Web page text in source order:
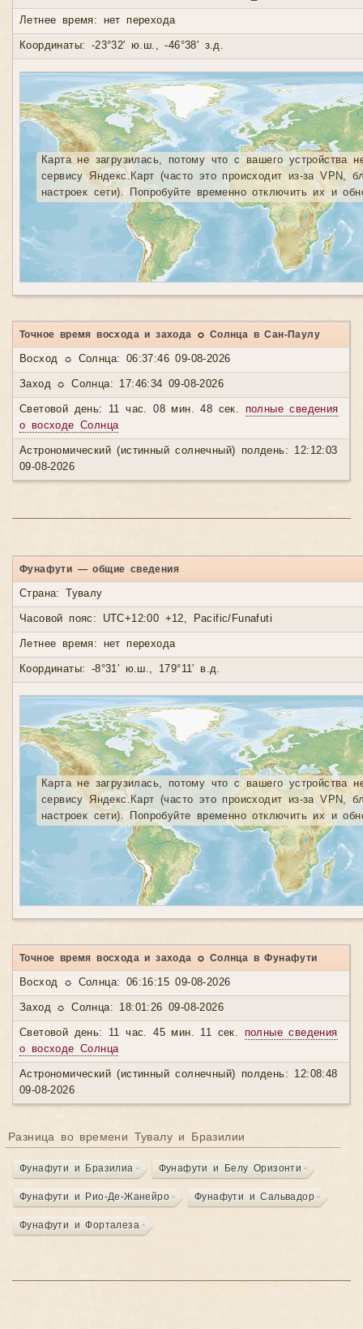
Летнее время: нет перехода
Координаты: -23°32′ ю.ш., -46°38′ з.д.
Карта не загрузилась, потому что с вашего устройства
сервису Яндекс.Карт (часто это происходит из-за VPN,
настроек сети). Попробуйте временно отключить их и
Точное время восхода и захода ☼ Солнца в Сан-Паулу
Восход ☼ Солнца: 06:37:46 09-08-2026
Заход ☼ Солнца: 17:46:34 09-08-2026
Световой день: 11 час. 08 мин. 48 сек. полные сведения
о восходе Солнца
Астрономический (истинный солнечный) полдень: 12:12:03
09-08-2026
Фунафути — общие сведения
Страна: Тувалу
Часовой пояс: UTC+12:00 +12, Pacific/Funafuti
Летнее время: нет перехода
Координаты: -8°31′ ю.ш., 179°11′ в.д.
Карта не загрузилась, потому что с вашего устройства
сервису Яндекс.Карт (часто это происходит из-за VPN,
настроек сети). Попробуйте временно отключить их и
Точное время восхода и захода ☼ Солнца в Фунафути
Восход ☼ Солнца: 06:16:15 09-08-2026
Заход ☼ Солнца: 18:01:26 09-08-2026
Световой день: 11 час. 45 мин. 11 сек. полные сведения
о восходе Солнца
Астрономический (истинный солнечный) полдень: 12:08:48
09-08-2026
Разница во времени Тувалу и Бразилии
Фунафути и Бразилиа Фунафути и Белу Оризонти
Фунафути и Рио-Де-Жанейро Фунафути и Сальвадор
Фунафути и Форталеза